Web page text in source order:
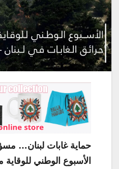
حماية غابات لبنان…
الأسبوع الوطني